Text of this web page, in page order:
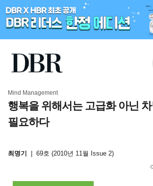
Mind Management
행복을 위해서는 고급화 아닌 차
필요하다
최명기 69호 (2010년 11월 Issue 2)